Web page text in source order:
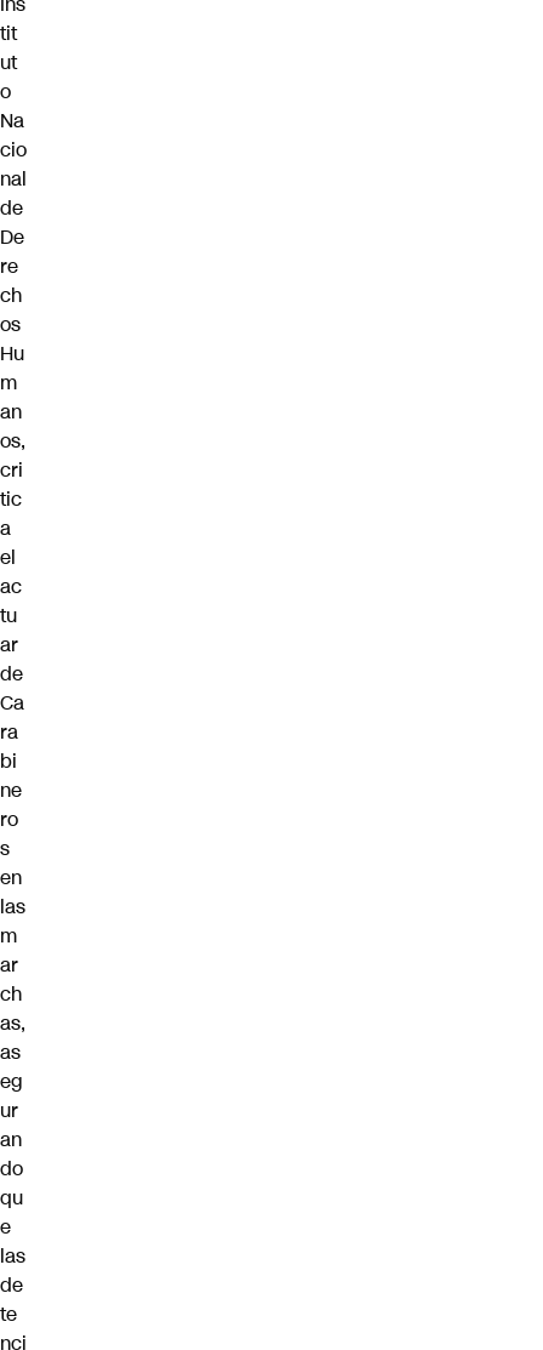
tit
ut
o
Na
cio
nal
de
De
re
ch
os
Hu
m
an
os,
cri
tic
a
el
ac
tu
ar
de
Ca
ra
bi
ne
ro
s
en
las
m
ar
ch
as,
as
eg
ur
an
do
qu
e
las
de
te
nci